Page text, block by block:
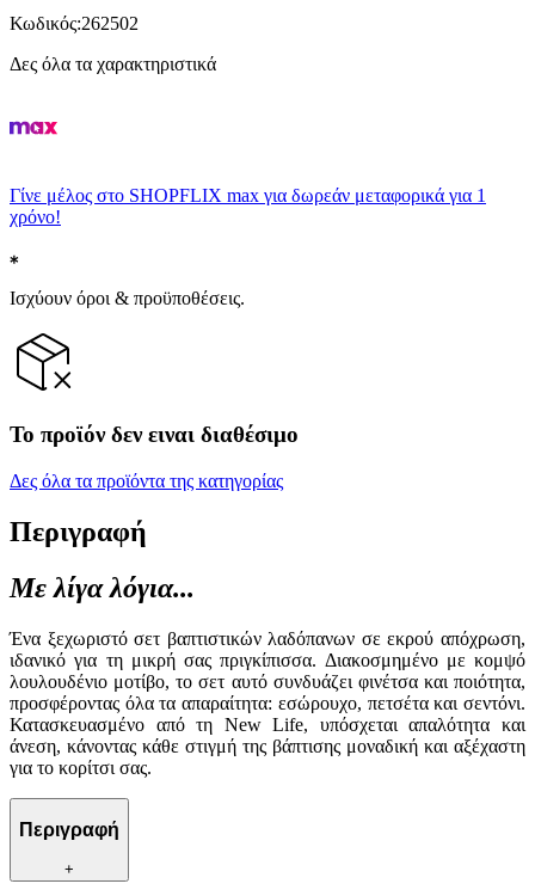
Κωδικός:262502
Δες όλα τα χαρακτηριστικά
Γίνε μέλος στο SHOPFLIX max για δωρεάν μεταφορικά για 1
χρόνο!
Ισχύουν όροι & προϋποθέσεις.
Το προϊόν δεν ειναι διαθέσιμο
Δες όλα τα προϊόντα της κατηγορίας
Περιγραφή
Με λίγα λόγια...
Ένα ξεχωριστό σετ βαπτιστικών λαδόπανων σε εκρού απόχρωση,
ιδανικό για τη μικρή σας πριγκίπισσα. Διακοσμημένο με κομψό
λουλουδένιο μοτίβο, το σετ αυτό συνδυάζει φινέτσα και ποιότητα,
προσφέροντας όλα τα απαραίτητα: εσώρουχο, πετσέτα και σεντόνι.
Κατασκευασμένο από τη New Life, υπόσχεται απαλότητα και
άνεση, κάνοντας κάθε στιγμή της βάπτισης μοναδική και αξέχαστη
για το κορίτσι σας.
Περιγραφή
+